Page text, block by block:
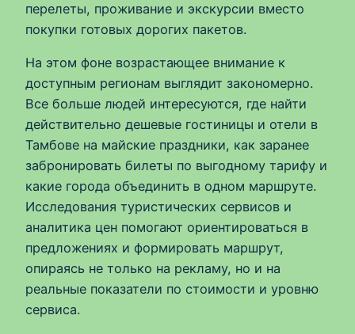
перелеты, проживание и экскурсии вместо
покупки готовых дорогих пакетов.
На этом фоне возрастающее внимание к
доступным регионам выглядит закономерно.
Все больше людей интересуются, где найти
действительно дешевые гостиницы и отели в
Тамбове на майские праздники, как заранее
забронировать билеты по выгодному тарифу и
какие города объединить в одном маршруте.
Исследования туристических сервисов и
аналитика цен помогают ориентироваться в
предложениях и формировать маршрут,
опираясь не только на рекламу, но и на
реальные показатели по стоимости и уровню
сервиса.